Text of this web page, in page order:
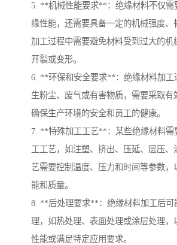
5. **机械性能要求**：绝缘材料不仅需
缘性能，还需要具备一定的机械强度、
加工过程中需要避免材料受到过大的机
开裂或变形。
6. **环保和安全要求**：绝缘材料加工
生粉尘、废气或有害物质，需要采取有
确保生产环境的安全和员工的健康。
7. **特殊加工工艺**：某些绝缘材料需
工工艺，如注塑、挤出、压延、层压、
艺需要控制温度、压力和时间等参数，
能和质量。
8. **后处理要求**：绝缘材料加工后可
理，如热处理、表面处理或涂层处理，
性能或满足特定应用要求。